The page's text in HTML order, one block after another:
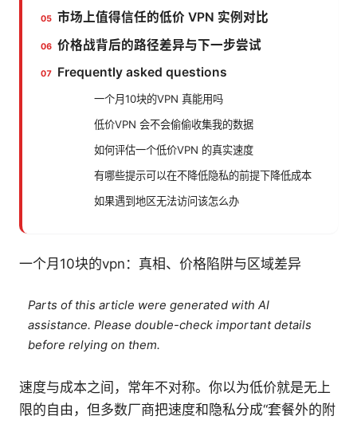
市场上值得信任的低价 VPN 实例对比
价格战背后的路径差异与下一步尝试
Frequently asked questions
一个月10块的VPN 真能用吗
低价VPN 会不会偷偷收集我的数据
如何评估一个低价VPN 的真实速度
有哪些提示可以在不降低隐私的前提下降低成本
如果遇到地区无法访问该怎么办
一个月10块的vpn：真相、价格陷阱与区域差异
Parts of this article were generated with AI
assistance. Please double-check important details
before relying on them.
速度与成本之间，常年不对称。你以为低价就是无上
限的自由，但多数厂商把速度和隐私分成“套餐外的附